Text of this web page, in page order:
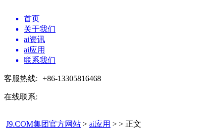
首页
关于我们
ai资讯
ai应用
联系我们
客服热线: +86-13305816468
在线联系:
J9.COM集团官方网站 > ai应用 > > 正文